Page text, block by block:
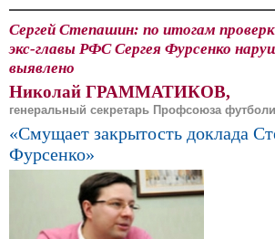
Сергей Степашин: по итогам
экс-главы РФС Сергея Фурсенко
выявлено
Николай ГРАММАТИКОВ,
генеральный секретарь Профсоюза
«Смущает закрытость доклада
Фурсенко»